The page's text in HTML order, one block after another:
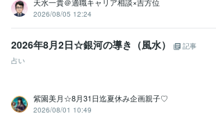
2026/08/05 12:24
2026年8月2日☆銀河の導き（風水）
記事
占い
紫園美月☆8月31日迄夏休み企画親子♡
2026/08/01 10:49